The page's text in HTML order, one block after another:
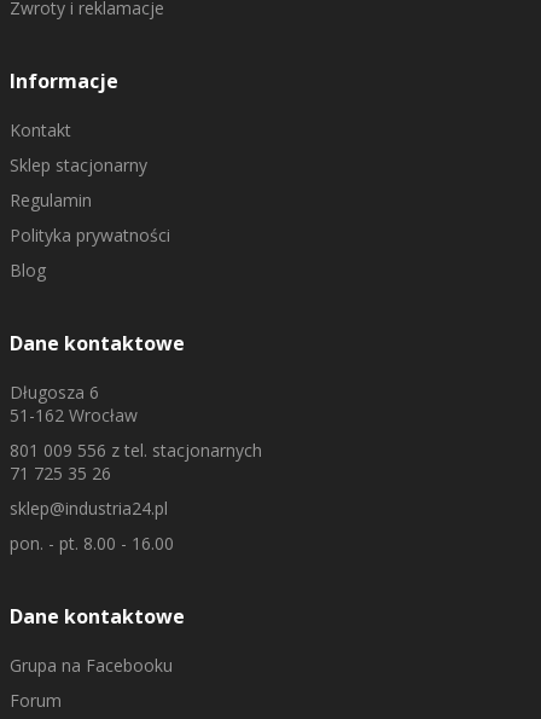
Zwroty i reklamacje
Informacje
Kontakt
Sklep stacjonarny
Regulamin
Polityka prywatności
Blog
Dane kontaktowe
Długosza 6
51-162 Wrocław
801 009 556 z tel. stacjonarnych
71 725 35 26
sklep@industria24.pl
pon. - pt. 8.00 - 16.00
Dane kontaktowe
Grupa na Facebooku
Forum